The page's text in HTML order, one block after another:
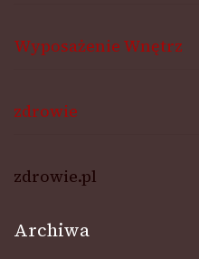
Wyposażenie Wnętrz
zdrowie
zdrowie.pl
Archiwa